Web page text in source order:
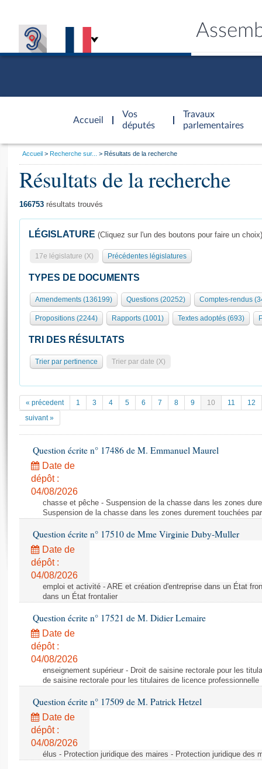
Accueil
d'accueil
Vos
députés
Travaux
parlementaires
Présidence
577 députés
Groupes politiques
Séance publique
Commissions et autres organes
Europe et International
Pétitions
Documents parlementaires
Projets de loi
Propositions de loi
Amendements
Textes adoptés
Rapports d'information
Rapports législatifs
Rapports sur l'application des lois
Baromètre de l’application des lois
Dossiers législatifs
Budget et sécurité sociale
Questions écrites et orales
Comptes rendus des débats
Général
Rôle et pouvoirs de l'Assemblée
Organisation de l'Assemblée
Présidence Conférence des Présidents Bureau Collège des
Statistiques et chiffres clés
Documents de référence
( Constitution | Règlement de l'Assemblée ... )
Histoire
Juniors
Anciennes législatures
Liens vers les sites publics
Visiter l'Assemblée
Visite virtuelle du palais Bourbon
Assister à une séance
La Bibliothèque
Les archives
Photos libres de droit
Vous
Accueil Recherche sur... Résultats de la recherche
Résultats de la recherche
166753 résultats trouvés
LÉGISLATURE (Cliquez sur l'un des boutons pour faire un choix)
17e législature (X) Précédentes législatures
TYPES DE DOCUMENTS
Amendements (136199) Questions (20252) Comptes-rendus
Propositions (2244) Rapports (1001) Textes adoptés (693)
TRI DES RÉSULTATS
Trier par pertinence Trier par date (X)
« précedent 1 3 4 5 6 7 8 9 10 11
12
suivant »
Question écrite n° 17486 de M. Emmanuel Maurel
Date de
dépôt :
04/08/2026
chasse et pêche - Suspension de la chasse dans les zones
Suspension de la chasse dans les zones durement touchées
Question écrite n° 17510 de Mme Virginie Duby-Muller
Date de
dépôt :
04/08/2026
emploi et activité - ARE et création d'entreprise dans un État
dans un État frontalier
Question écrite n° 17521 de M. Didier Lemaire
Date de
dépôt :
04/08/2026
enseignement supérieur - Droit de saisine rectorale pour les
de saisine rectorale pour les titulaires de licence professionnelle
Question écrite n° 17509 de M. Patrick Hetzel
Date de
dépôt :
04/08/2026
élus - Protection juridique des maires - Protection juridique des